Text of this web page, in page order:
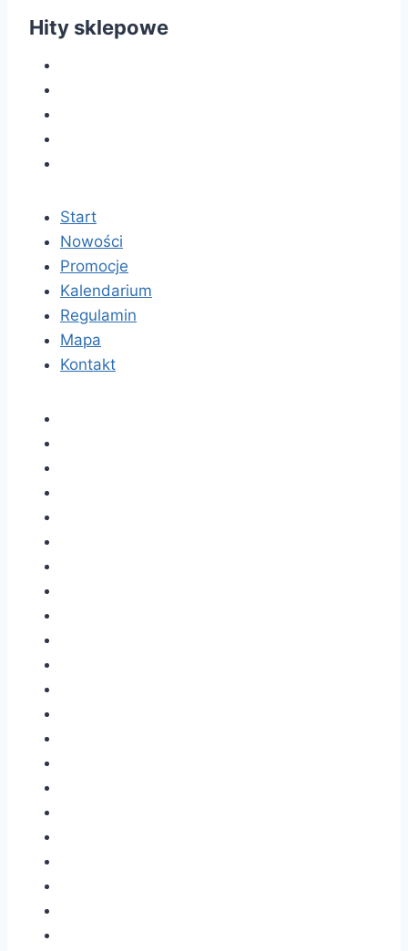
Hity sklepowe
Start
Nowości
Promocje
Kalendarium
Regulamin
Mapa
Kontakt